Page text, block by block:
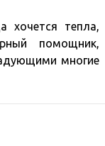
хочется тепла,
помощник,
многие